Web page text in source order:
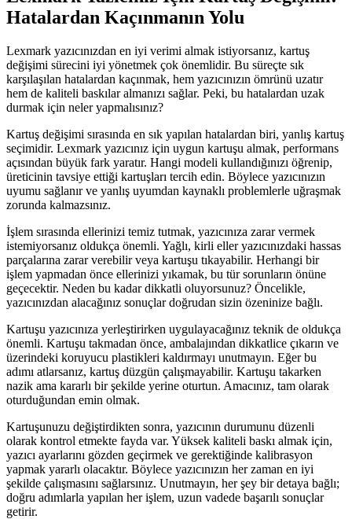
Hatalardan Kaçınmanın Yolu
Lexmark yazıcınızdan en iyi verimi almak istiyorsanız, kartuş
değişimi sürecini iyi yönetmek çok önemlidir. Bu süreçte sık
karşılaşılan hatalardan kaçınmak, hem yazıcınızın ömrünü uzatır
hem de kaliteli baskılar almanızı sağlar. Peki, bu hatalardan uzak
durmak için neler yapmalısınız?
Kartuş değişimi sırasında en sık yapılan hatalardan biri, yanlış kartuş
seçimidir. Lexmark yazıcınız için uygun kartuşu almak, performans
açısından büyük fark yaratır. Hangi modeli kullandığınızı öğrenip,
üreticinin tavsiye ettiği kartuşları tercih edin. Böylece yazıcınızın
uyumu sağlanır ve yanlış uyumdan kaynaklı problemlerle uğraşmak
zorunda kalmazsınız.
İşlem sırasında ellerinizi temiz tutmak, yazıcınıza zarar vermek
istemiyorsanız oldukça önemli. Yağlı, kirli eller yazıcınızdaki hassas
parçalarına zarar verebilir veya kartuşu tıkayabilir. Herhangi bir
işlem yapmadan önce ellerinizi yıkamak, bu tür sorunların önüne
geçecektir. Neden bu kadar dikkatli oluyorsunuz? Öncelikle,
yazıcınızdan alacağınız sonuçlar doğrudan sizin özeninize bağlı.
Kartuşu yazıcınıza yerleştirirken uygulayacağınız teknik de oldukça
önemli. Kartuşu takmadan önce, ambalajından dikkatlice çıkarın ve
üzerindeki koruyucu plastikleri kaldırmayı unutmayın. Eğer bu
adımı atlarsanız, kartuş düzgün çalışmayabilir. Kartuşu takarken
nazik ama kararlı bir şekilde yerine oturtun. Amacınız, tam olarak
oturduğundan emin olmak.
Kartuşunuzu değiştirdikten sonra, yazıcının durumunu düzenli
olarak kontrol etmekte fayda var. Yüksek kaliteli baskı almak için,
yazıcı ayarlarını gözden geçirmek ve gerektiğinde kalibrasyon
yapmak yararlı olacaktır. Böylece yazıcınızın her zaman en iyi
şekilde çalışmasını sağlarsınız. Unutmayın, her şey bir detaya bağlı;
doğru adımlarla yapılan her işlem, uzun vadede başarılı sonuçlar
getirir.